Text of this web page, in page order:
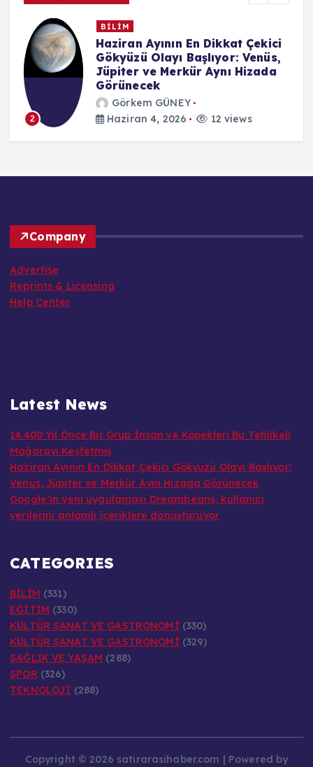
2
BİLİM
Haziran Ayının En Dikkat Çekici
Gökyüzü Olayı Başlıyor: Venüs,
Jüpiter ve Merkür Aynı Hizada
Görünecek
Görkem GÜNEY
Haziran 4, 2026
12 views
Company
Advertise
Reprints & Licensing
Help Center
Latest News
14.400 Yıl Önce Bir Grup İnsan ve Köpekleri Bu Tehlikeli
Mağarayı Keşfetmiş
Haziran Ayının En Dikkat Çekici Gökyüzü Olayı Başlıyor:
Venüs, Jüpiter ve Merkür Aynı Hizada Görünecek
Google’ın yeni uygulaması Dreambeans, kullanıcı
verilerini anlamlı içeriklere dönüştürüyor
CATEGORIES
BİLİM (331)
EĞİTİM (330)
KÜLTÜR SANAT VE GASTRONOMİ (330)
KÜLTÜR SANAT VE GASTRONOMİ (329)
SAĞLIK VE YAŞAM (288)
SPOR (326)
TEKNOLOJİ (288)
Copyright © 2026 satirarasihaber.com | Powered by